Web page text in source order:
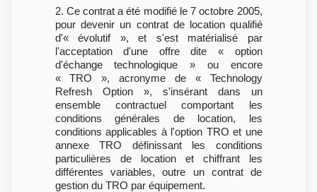
2. Ce contrat a été modifié le 7 octobre 2005,
pour devenir un contrat de location qualifié
d'« évolutif », et s'est matérialisé par
l'acceptation d'une offre dite « option
d'échange technologique » ou encore
« TRO », acronyme de « Technology
Refresh Option », s'insérant dans un
ensemble contractuel comportant les
conditions générales de location, les
conditions applicables à l'option TRO et une
annexe TRO définissant les conditions
particulières de location et chiffrant les
différentes variables, outre un contrat de
gestion du TRO par équipement.